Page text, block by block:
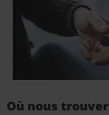
Où nous trouver